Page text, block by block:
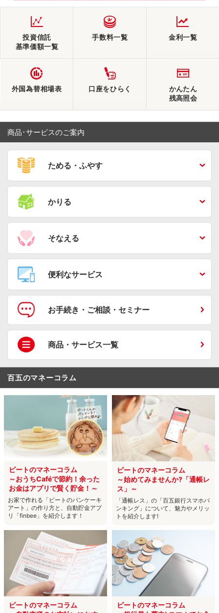
投資信託
基準価額一覧
手数料一覧 金利一覧
外国為替相場表 口座をひらく
かんたん
残高照会
商品･サービスのご案内
ためる・ふやす
かりる
そなえる
便利なサービス
お手続き・ご相談・セミナー
商品・サービス一覧
百五のマネーコラム
ピートのマネーコラム
～おうちCaféで節約！余った
お金はアプリで賢く貯金！～
お家で作れる「ピートのパンケーキ
アート」の作り方と、自動貯金アプ
リ「finbee」を紹介します！
ピートのマネーコラム
～始めてみませんか?「通帳レ
ス」～
「通帳レス」の「百五銀行スマホバ
ンキング」について、魅力やメリッ
トを紹介します!
ピートのマネーコラム
ピートのマネーコラム